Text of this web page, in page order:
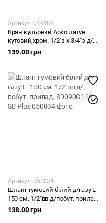
Артикул: 049988
Кран кульовий Арко латун
кутовий,хром. 1/2"з х 3/4"з д/
прилад. SD185W1520 SD Plus
139.00 грн
Артикул: 050034
Шланг гумовий білий д/газу L-
150 cм. 1/2"вв д/побут. прилад.
SD090G150 SD Plus
138.00 грн